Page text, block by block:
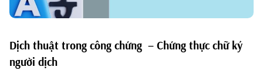
Dịch thuật trong công chứng – Chứng thực chữ ký
người dịch